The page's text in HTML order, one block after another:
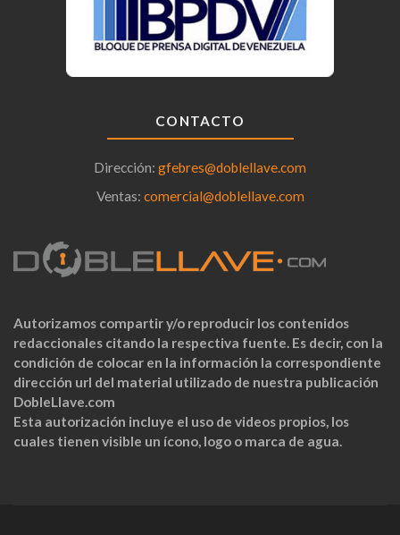
CONTACTO
Dirección: gfebres@doblellave.com
Ventas: comercial@doblellave.com
Autorizamos compartir y/o reproducir los contenidos
redaccionales citando la respectiva fuente. Es decir, con la
condición de colocar en la información la correspondiente
dirección url del material utilizado de nuestra publicación
DobleLlave.com
Esta autorización incluye el uso de videos propios, los
cuales tienen visible un ícono, logo o marca de agua.